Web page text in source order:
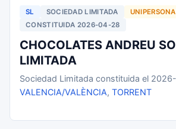
SL SOCIEDAD LIMITADA
CONSTITUIDA 2026-04-28
CHOCOLATES ANDREU
LIMITADA
Sociedad Limitada constituida el
VALENCIA/VALÈNCIA, TORRENT